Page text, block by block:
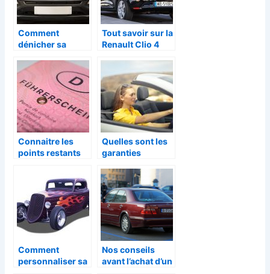
Comment
dénicher sa
d’occasion sur
internet sans se
tromper ?
Tout savoir sur la
Renault Clio 4
Connaitre les
points restants
Quelles sont les
garanties
assurance auto ?
Comment
personnaliser sa
Nos conseils
avant l’achat d’un